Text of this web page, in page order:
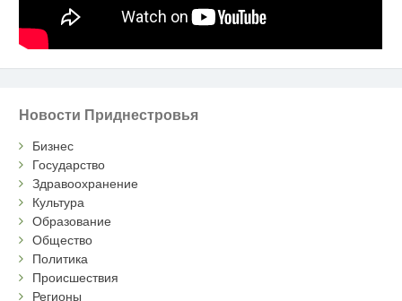
Новости Приднестровья
Бизнес
Государство
Здравоохранение
Культура
Образование
Общество
Политика
Происшествия
Регионы